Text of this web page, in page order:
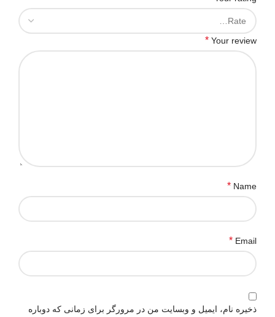
Your review
*
Name
*
Email
*
ذخیره نام، ایمیل و وبسایت من در مرورگر برای زمانی که دوباره